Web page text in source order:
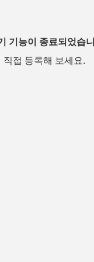
기능이 종료되었습
접 등록해 보세요.